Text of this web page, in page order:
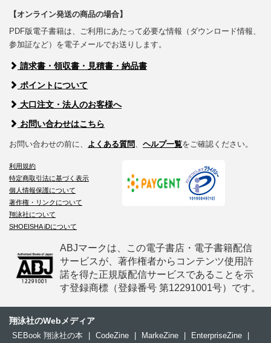
【オンライン発送の商品の場合】
PDF版電子書籍は、ご利用にあたって必要な情報（ダウンロード情報、
参加証など）を電子メールでお送りします。
請求書・領収書・見積書・納品書
ポイントについて
大口注文・法人のお客様へ
お問い合わせはこちら
お問い合わせの前に、 よくある質問、 ヘルプ一覧をご確認ください。
利用規約
特定商取引法に基づく表示
個人情報保護について
著作権・リンクについて
翔泳社について
SHOEISHA iDについて
ABJマークは、この電子書店・電子書籍配信
サービスが、著作権者からコンテンツ使用許
諾を得た正規版配信サービスであることを示
す登録商標（登録番号 第12291001号）です。
翔泳社のWebメディア
SEBook 翔泳社の本 CodeZine MarkeZine EnterpriseZine